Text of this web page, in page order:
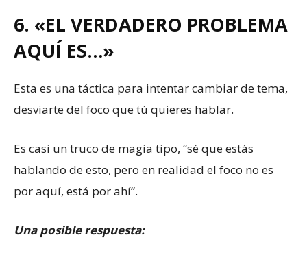
6. «EL VERDADERO PROBLEMA
AQUÍ ES…»
Esta es una táctica para intentar cambiar de tema,
desviarte del foco que tú quieres hablar.
Es casi un truco de magia tipo, “sé que estás
hablando de esto, pero en realidad el foco no es
por aquí, está por ahí”.
Una posible respuesta: